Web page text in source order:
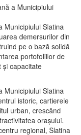
Municipiului Slatina
demersurilor din
pe o bază solidă
portofoliilor de
și capacitate
Municipiului Slatina
istoric, cartierele
urban, crescând
oraşului.
regional, Slatina